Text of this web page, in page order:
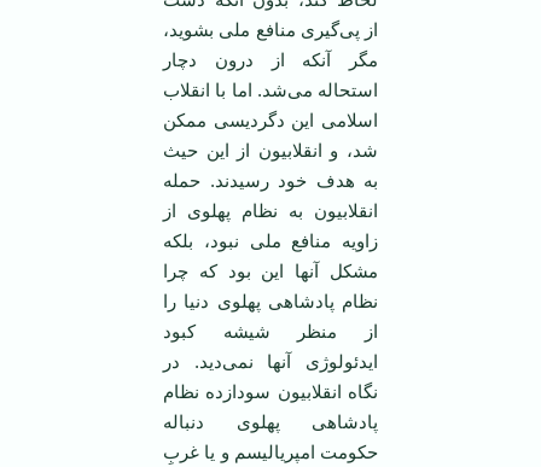
از پی‌گیری منافع ملی بشوید،
مگر آنکه از درون دچار
استحاله می‌شد. اما با انقلاب
اسلامی این دگردیسی ممکن
شد، و انقلابیون از این حیث
به هدف خود رسیدند. حمله
انقلابیون به نظام پهلوی از
زاویه منافع ملی نبود، بلکه
مشکل آنها این بود که چرا
نظام پادشاهی پهلوی دنیا را
از منظر شیشه کبود
ایدئولوژی آنها نمی‌دید. در
نگاه انقلابیون سودازده نظام
پادشاهی پهلوی دنباله
حکومت امپریالیسم و یا غربِ